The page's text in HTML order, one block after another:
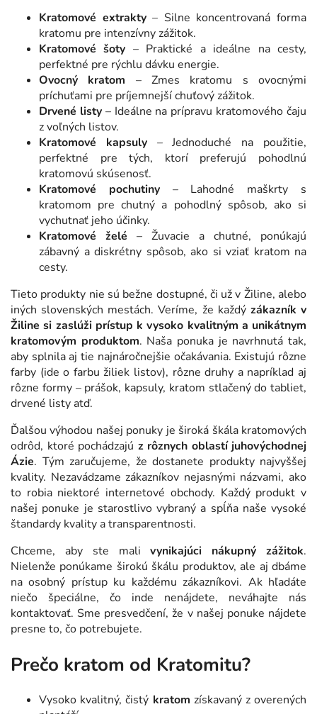
Kratomové extrakty– Silne koncentrovaná forma
kratomu pre intenzívny zážitok.
Kratomové šoty – Praktické a ideálne na cesty,
perfektné pre rýchlu dávku energie.
Ovocný kratom – Zmes kratomu s ovocnými
príchuťami pre príjemnejší chuťový zážitok.
Drvené listy– Ideálne na prípravu kratomového čaju
z voľných listov.
Kratomové kapsuly– Jednoduché na použitie,
perfektné pre tých, ktorí preferujú pohodlnú
kratomovú skúsenosť.
Kratomové pochutiny– Lahodné maškrty s
kratomom pre chutný a pohodlný spôsob, ako si
vychutnať jeho účinky.
Kratomové želé – Žuvacie a chutné, ponúkajú
zábavný a diskrétny spôsob, ako si vziať kratom na
cesty.
Tieto produkty nie sú bežne dostupné, či už v Žiline, alebo
iných slovenských mestách. Veríme, že každý zákazník v
Žiline si zaslúži prístup k vysoko kvalitným a unikátnym
kratomovým produktom. Naša ponuka je navrhnutá tak,
aby splnila aj tie najnáročnejšie očakávania. Existujú rôzne
farby (ide o farbu žiliek listov), rôzne druhy a napríklad aj
rôzne formy – prášok, kapsuly, kratom stlačený do tabliet,
drvené listy atď.
Ďalšou výhodou našej ponuky je široká škála kratomových
odrôd, ktoré pochádzajú z rôznych oblastí juhovýchodnej
Ázie. Tým zaručujeme, že dostanete produkty najvyššej
kvality. Nezavádzame zákazníkov nejasnými názvami, ako
to robia niektoré internetové obchody. Každý produkt v
našej ponuke je starostlivo vybraný a spĺňa naše vysoké
štandardy kvality a transparentnosti.
Chceme, aby ste malivynikajúci nákupný zážitok.
Nielenže ponúkame širokú škálu produktov, ale aj dbáme
na osobný prístup ku každému zákazníkovi. Ak hľadáte
niečo špeciálne, čo inde nenájdete, neváhajte nás
kontaktovať. Sme presvedčení, že v našej ponuke nájdete
presne to, čo potrebujete.
Prečo kratom od Kratomitu?
Vysoko kvalitný, čistý kratom získavaný z overených